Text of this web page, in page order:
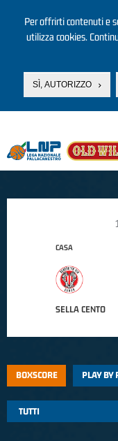
Per offrirti contenuti e
utilizza cookies.
SÌ, AUTORIZZO
CASA
SELLA CENTO
BOXSCORE PLAY BY